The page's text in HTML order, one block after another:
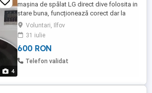
4
mașina de spălat LG direct dive folosita in
stare buna, funcționează corect dar la
stoarcere este zgomotoasa, acesta este
motivul pentru care o schimbam. ridicare
personala de la locație.
Voluntari, Ilfov
31 iulie
600 RON
Telefon validat